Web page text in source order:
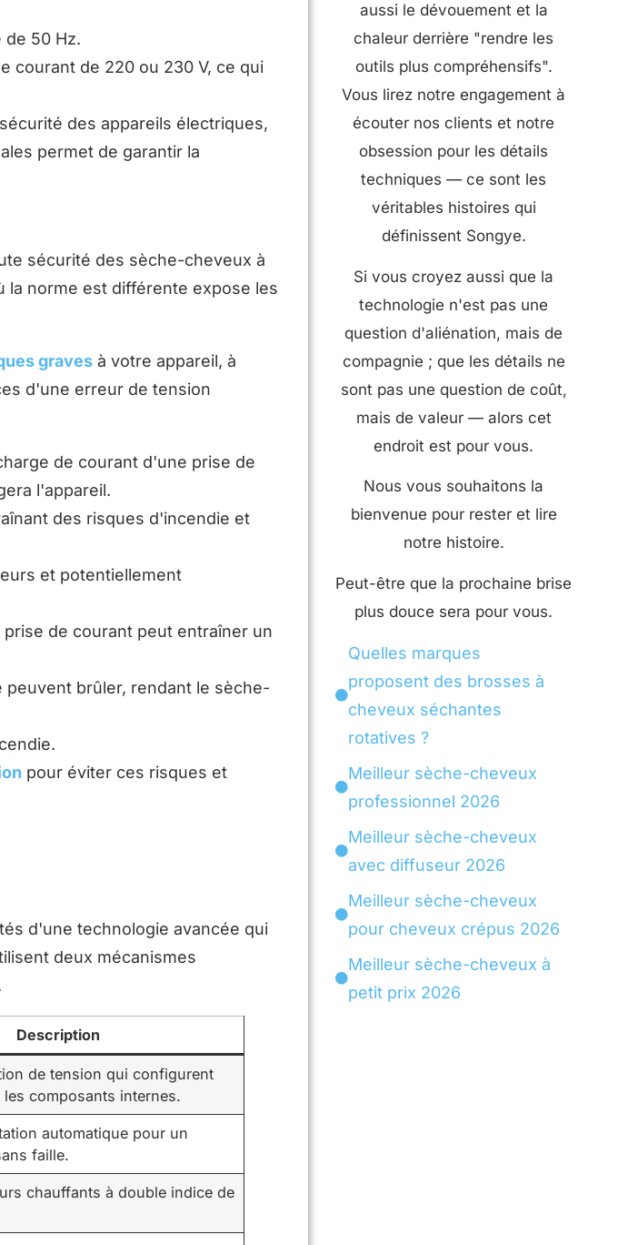
de 50 Hz.
courant de 220 ou 230 V, ce qui
des appareils électriques,
permet de garantir la
sécurité des sèche-cheveux à
la norme est différente expose les
graves à votre appareil, à
d'une erreur de tension
de courant d'une prise de
l'appareil.
des risques d'incendie et
et potentiellement
de courant peut entraîner un
brûler, rendant le sèche-
pour éviter ces risques et
d'une technologie avancée qui
deux mécanismes
Description
de tension qui configurent
composants internes.
automatique pour un
faille.
chauffants à double indice de
aussi le dévouement et la
chaleur derrière "rendre les
outils plus compréhensifs".
Vous lirez notre engagement à
écouter nos clients et notre
obsession pour les détails
techniques — ce sont les
véritables histoires qui
définissent Songye.
Si vous croyez aussi que la
technologie n'est pas une
question d'aliénation, mais de
compagnie ; que les détails ne
sont pas une question de coût,
mais de valeur — alors cet
endroit est pour vous.
Nous vous souhaitons la
bienvenue pour rester et lire
notre histoire.
Peut-être que la prochaine brise
plus douce sera pour vous.
Quelles marques
proposent des brosses à
cheveux séchantes
rotatives ?
Meilleur sèche-cheveux
professionnel 2026
Meilleur sèche-cheveux
avec diffuseur 2026
Meilleur sèche-cheveux
pour cheveux crépus 2026
Meilleur sèche-cheveux à
petit prix 2026